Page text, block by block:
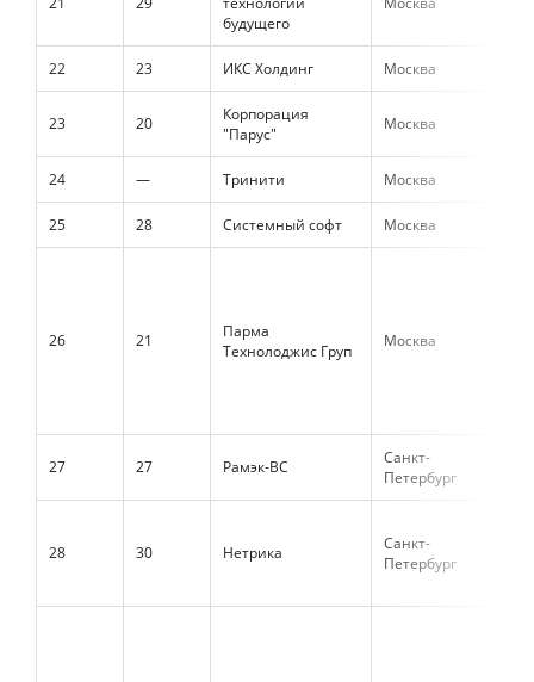
будущего
22 23 ИКС Холдинг Москва
23 20
Корпорация
"Парус"
Москва
24 — Тринити Москва
25 28 Системный софт Москва
26 21
Парма
Технолоджис Груп
Москва
27 27 Рамэк-ВС
Санкт-
Петербург
28 30 Нетрика
Санкт-
Петербург